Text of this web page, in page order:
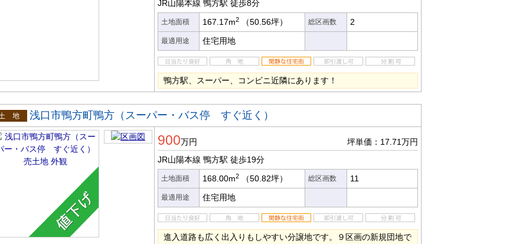
JR山陽本線 鴨方駅 徒歩8分
土地面積 167.17m2 （50.56坪） 総区画数 2
最適用途 住宅用地
鴨方駅、スーパー、コンビニ近隣にあります！
地
浅口市鴨方町鴨方（スーパー・バス停 すぐ近く）
900万円
坪単価：17.71万円
JR山陽本線 鴨方駅 徒歩19分
土地面積 168.00m2 （50.82坪） 総区画数 11
最適用途 住宅用地
進入道路も広く出入りもしやすい分譲地です。９区画の新規団地で